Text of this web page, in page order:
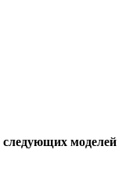
следующих моделей